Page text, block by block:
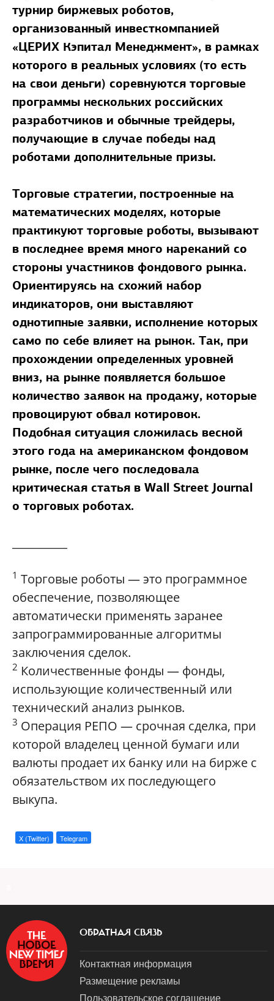
турнир биржевых роботов,
организованный инвесткомпанией
«ЦЕРИХ Кэпитал Менеджмент», в рамках
которого в реальных условиях (то есть
на свои деньги) соревнуются торговые
программы нескольких российских
разработчиков и обычные трейдеры,
получающие в случае победы над
роботами дополнительные призы.
Торговые стратегии, построенные на
математических моделях, которые
практикуют торговые роботы, вызывают
в последнее время много нареканий со
стороны участников фондового рынка.
Ориентируясь на схожий набор
индикаторов, они выставляют
однотипные заявки, исполнение которых
само по себе влияет на рынок. Так, при
прохождении определенных уровней
вниз, на рынке появляется большое
количество заявок на продажу, которые
провоцируют обвал котировок.
Подобная ситуация сложилась весной
этого года на американском фондовом
рынке, после чего последовала
критическая статья в Wall Street Journal
о торговых роботах.
1 Торговые роботы — это программное
обеспечение, позволяющее
автоматически применять заранее
запрограммированные алгоритмы
заключения сделок.
2 Количественные фонды — фонды,
использующие количественный или
технический анализ рынков.
3 Операция РЕПО — срочная сделка, при
которой владелец ценной бумаги или
валюты продает их банку или на бирже с
обязательством их последующего
выкупа.
X (Twitter) Telegram
ОБРАТНАЯ СВЯЗЬ
Контактная информация
Размещение рекламы
Пользовательское соглашение